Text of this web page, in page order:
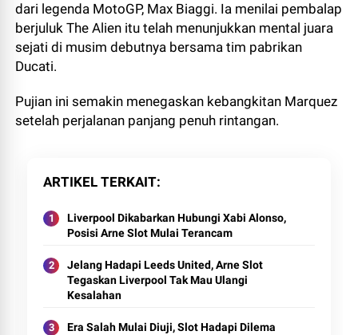
dari legenda MotoGP, Max Biaggi. Ia menilai pembalap
berjuluk The Alien itu telah menunjukkan mental juara
sejati di musim debutnya bersama tim pabrikan
Ducati.
Pujian ini semakin menegaskan kebangkitan Marquez
setelah perjalanan panjang penuh rintangan.
ARTIKEL TERKAIT
Liverpool Dikabarkan Hubungi Xabi Alonso,
Posisi Arne Slot Mulai Terancam
Jelang Hadapi Leeds United, Arne Slot
Tegaskan Liverpool Tak Mau Ulangi
Kesalahan
Era Salah Mulai Diuji, Slot Hadapi Dilema